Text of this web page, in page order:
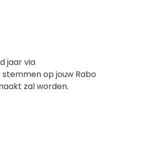
jaar via
op jouw Rabo
zal worden.